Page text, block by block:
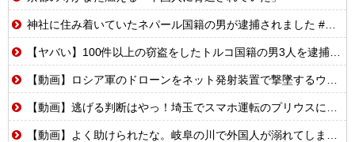
神社に住み着いていたネパール国籍の男が逮捕されました #移民 #外国人
【ヤバい】100件以上の窃盗をしたトルコ国籍の男3人を逮捕 #移民 #外国人
【動画】ロシア軍のドローンをネット発射装置で撃墜するウクライナ。
【動画】逃げる判断はやっ！埼玉でスマホ運転のプリウスに当て逃げされる車載。
【動画】よく助けられたな。岐阜の川で外国人が溺れてしまう事故。